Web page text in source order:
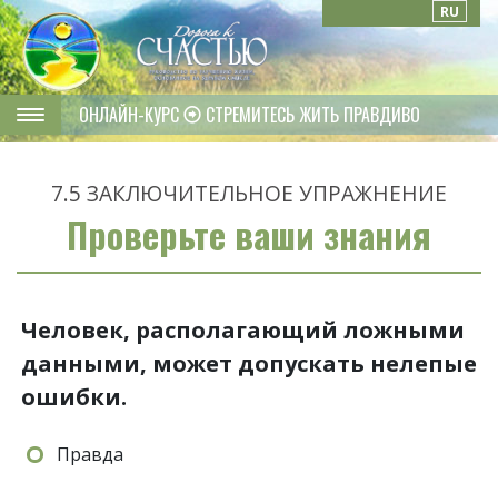
RU
ОНЛАЙН-КУРС СТРЕМИТЕСЬ ЖИТЬ ПРАВДИВО
7.5 ЗАКЛЮЧИТЕЛЬНОЕ УПРАЖНЕНИЕ
Проверьте ваши знания
Человек, располагающий ложными
данными, может допускать нелепые
ошибки.
Правда